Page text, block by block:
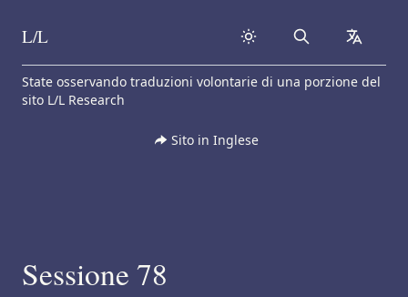
Skip to content
L/L Search
State osservando traduzioni volontarie di una porzione del
sito L/L Research
Sito in Inglese
Sessione 78